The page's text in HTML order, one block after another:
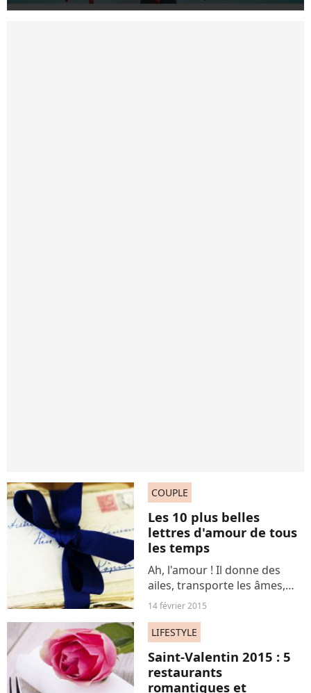
COUPLE
Les 10 plus belles
lettres d'amour de tous
les temps
Ah, l'amour ! Il donne des
ailes, transporte les âmes,
brise les coeurs... Savourez
lettres d'amour de l'Histoire
et découvrez les déclarations
enflammées...
14 février 2015
LIFESTYLE
Saint-Valentin 2015 : 5
restaurants
romantiques et